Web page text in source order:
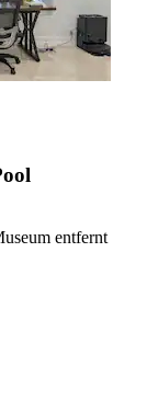
entfernt